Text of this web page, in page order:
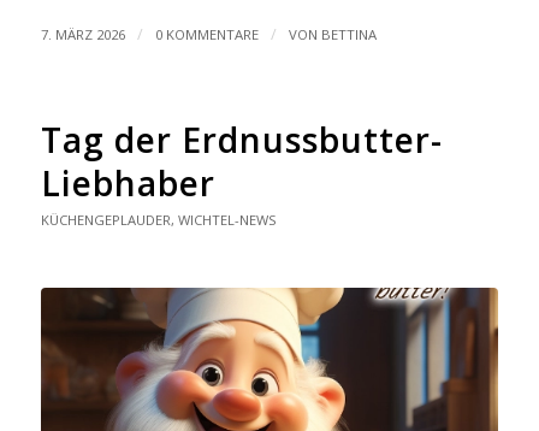
7. MÄRZ 2026 / 0 KOMMENTARE / VON BETTINA
Tag der Erdnussbutter-
Liebhaber
KÜCHENGEPLAUDER, WICHTEL-NEWS